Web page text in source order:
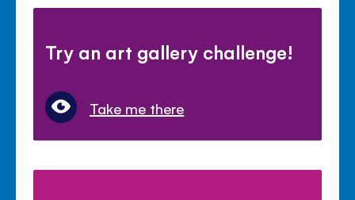
Try an art gallery challenge!
Take me there